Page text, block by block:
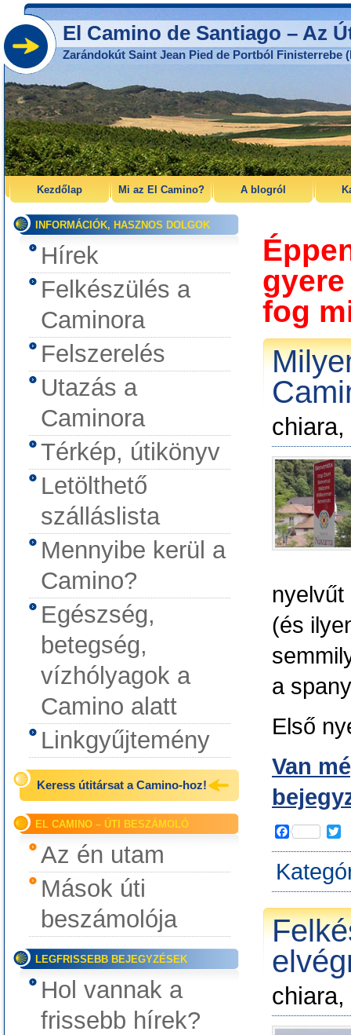
El Camino de Santiago – Az
Zarándokút Saint Jean Pied de Portból Finisterrebe
Kezdőlap Mi az El Camino? A blogról
INFORMÁCIÓK, HASZNOS DOLGOK
Hírek
Felkészülés a
Caminora
Felszerelés
Utazás a
Caminora
Térkép, útikönyv
Letölthető
szálláslista
Mennyibe kerül a
Camino?
Egészség,
betegség,
vízhólyagok a
Camino alatt
Linkgyűjtemény
Keress útitársat a Camino-hoz!
EL CAMINO – ÚTI BESZÁMOLÓ
Az én utam
Mások úti
beszámolója
LEGFRISSEBB BEJEGYZÉSEK
Hol vannak a
frissebb hírek?
fog
nyelvűt
(és
a
Első
Van
F
e
o
k
i
t
r